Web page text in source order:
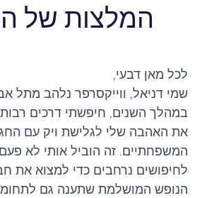
המלצות של
לכל מאן דבעי,
שמי דניאל, ווייקסרפר נלהב מתל
במהלך השנים, חיפשתי דרכים
את האהבה שלי לגלישת ויק עם
המשפחתיים. זה הוביל אותי לא פעם
לחיפושים נרחבים כדי למצוא את
הנופש המושלמת שתענה גם לתחומי